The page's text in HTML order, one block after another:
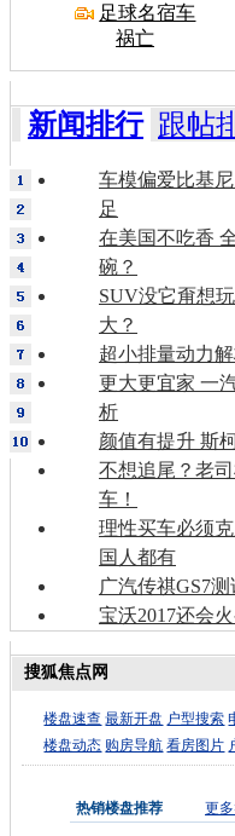
足球名宿车
祸亡
新闻排行 跟帖
车模偏爱比基
足
在美国不吃香
碗？
SUV没它甭想
大？
超小排量动力
更大更宜家 一
析
颜值有提升 斯
不想追尾？老
车！
理性买车必须克
国人都有
广汽传祺GS7
宝沃2017还会
搜狐焦点网
楼盘速查 最新开盘 户型搜索
楼盘动态 购房导航 看房图片
热销楼盘推荐 更